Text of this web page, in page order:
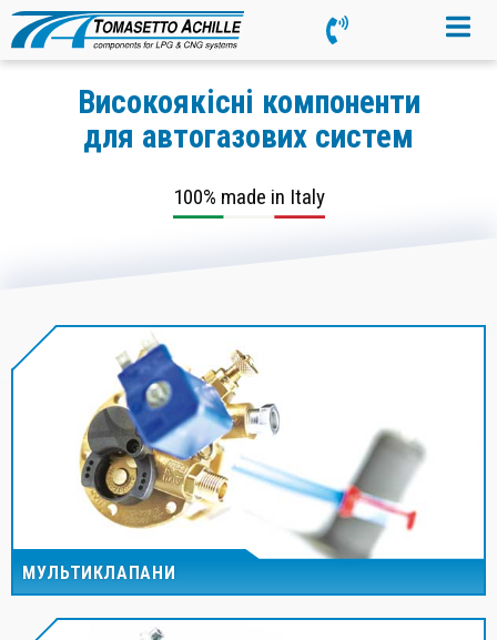
Високоякісні компоненти
для автогазових систем
100% made in Italy
МУЛЬТИКЛАПАНИ